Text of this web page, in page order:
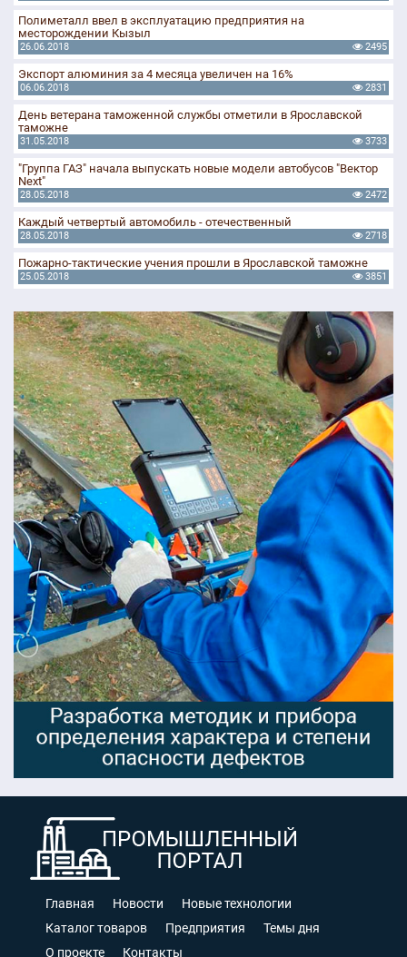
Полиметалл ввел в эксплуатацию предприятия на
месторождении Кызыл
26.06.2018 2495
Экспорт алюминия за 4 месяца увеличен на 16%
06.06.2018 2831
День ветерана таможенной службы отметили в Ярославской
таможне
31.05.2018 3733
"Группа ГАЗ" начала выпускать новые модели автобусов "Вектор
Next"
28.05.2018 2472
Каждый четвертый автомобиль - отечественный
28.05.2018 2718
Пожарно-тактические учения прошли в Ярославской таможне
25.05.2018 3851
Главная Новости
Новые технологии
Каталог товаров
Предприятия
Темы дня
О проекте
Контакты